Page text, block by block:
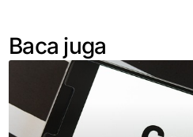
Baca juga